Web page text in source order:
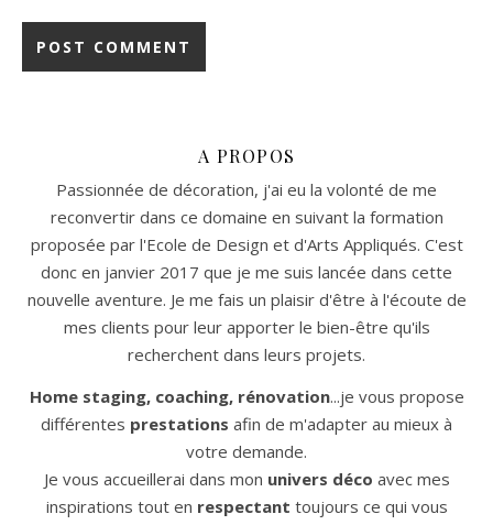
A PROPOS
Passionnée de décoration, j'ai eu la volonté de me
reconvertir dans ce domaine en suivant la formation
proposée par l'Ecole de Design et d'Arts Appliqués. C'est
donc en janvier 2017 que je me suis lancée dans cette
nouvelle aventure. Je me fais un plaisir d'être à l'écoute de
mes clients pour leur apporter le bien-être qu'ils
recherchent dans leurs projets.
Home staging, coaching, rénovation...je vous propose
différentes prestations afin de m'adapter au mieux à
votre demande.
Je vous accueillerai dans mon univers déco avec mes
inspirations tout en respectant toujours ce qui vous